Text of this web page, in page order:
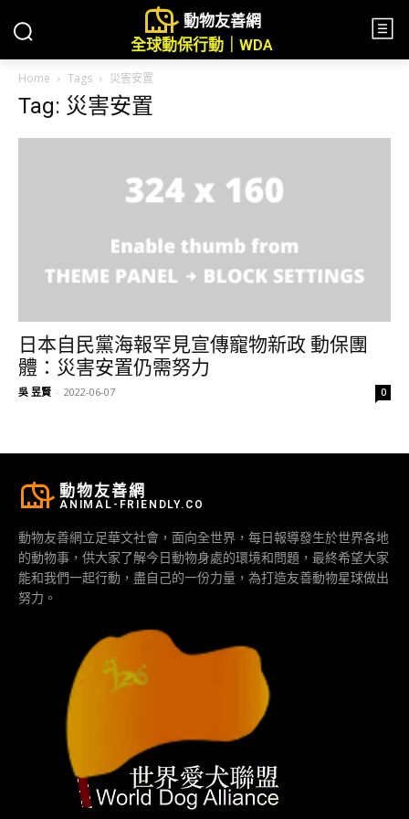
動物友善網
全球動保行動｜WDA
Home Tags 災害安置
Tag: 災害安置
日本自民黨海報罕見宣傳寵物新政 動保團
體：災害安置仍需努力
吳 昱賢 - 2022-06-07 0
動物友善網
ANIMAL-FRIENDLY.CO
動物友善網立足華文社會，面向全世界，每日報導發生於世界各地
的動物事，供大家了解今日動物身處的環境和問題，最終希望大家
能和我們一起行動，盡自己的一份力量，為打造友善動物星球做出
努力。